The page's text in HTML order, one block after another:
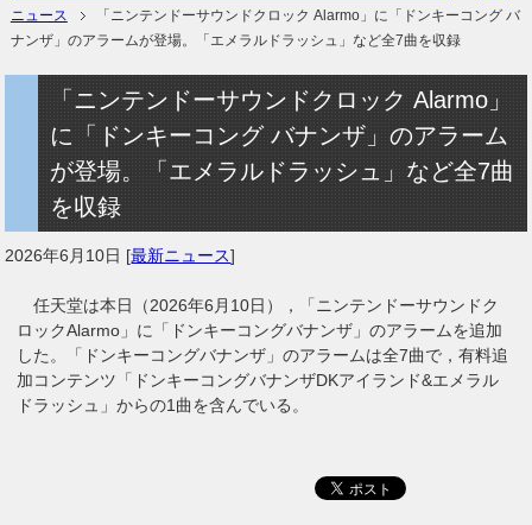
ニュース
「ニンテンドーサウンドクロック Alarmo」に「ドンキーコング バ
ナンザ」のアラームが登場。「エメラルドラッシュ」など全7曲を収録
「ニンテンドーサウンドクロック Alarmo」
に「ドンキーコング バナンザ」のアラーム
が登場。「エメラルドラッシュ」など全7曲
を収録
2026年6月10日 [最新ニュース]
任天堂は本日（2026年6月10日），「ニンテンドーサウンドク
ロックAlarmo」に「ドンキーコングバナンザ」のアラームを追加
した。「ドンキーコングバナンザ」のアラームは全7曲で，有料追
加コンテンツ「ドンキーコングバナンザDKアイランド&エメラル
ドラッシュ」からの1曲を含んでいる。